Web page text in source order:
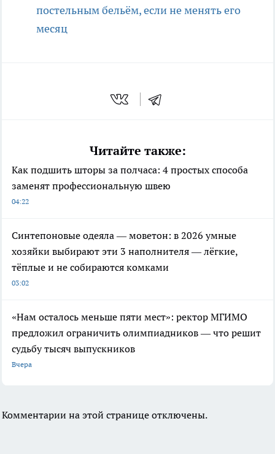
постельным бельём, если не менять его
месяц
Читайте также:
Как подшить шторы за полчаса: 4 простых способа
заменят профессиональную швею
04:22
Синтепоновые одеяла — моветон: в 2026 умные
хозяйки выбирают эти 3 наполнителя — лёгкие,
тёплые и не собираются комками
03:02
«Нам осталось меньше пяти мест»: ректор МГИМО
предложил ограничить олимпиадников — что решит
судьбу тысяч выпускников
Вчера
Комментарии на этой странице отключены.